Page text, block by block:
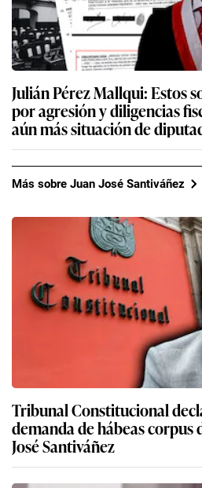
Julián Pérez Mallqui: Estos
por agresión y diligencias
aún más situación de
Más sobre Juan José Santiváñez
Tribunal Constitucional
demanda de hábeas corpus
José Santiváñez